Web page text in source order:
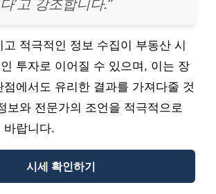
’고 강조합니다.”
고 적극적인 정보 수집이 부동산 시
투자로 이어질 수 있으며, 이는 장
점에서도 유리한 결과를 가져다줄 것
보와 전문가의 조언을 적극적으로
바랍니다.
시세 확인하기